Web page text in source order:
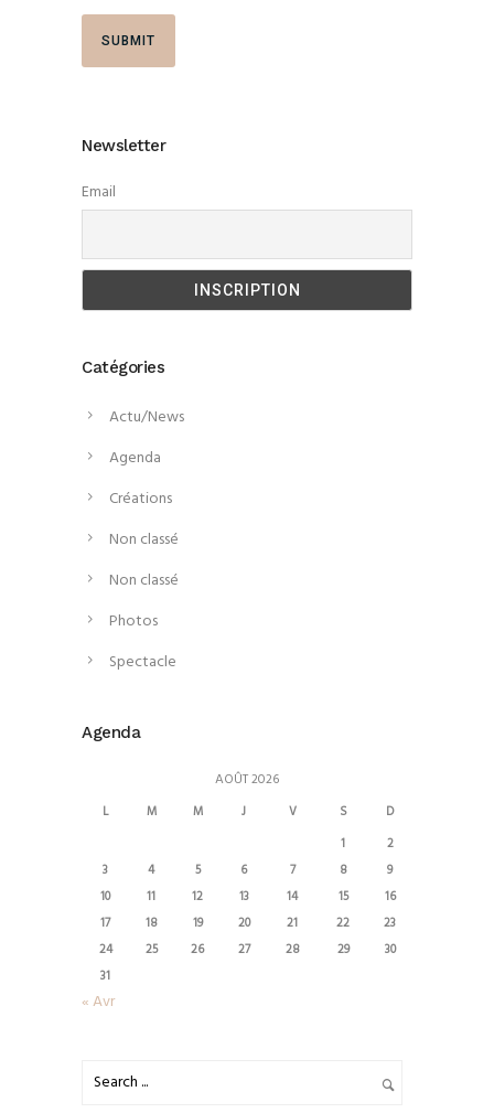
Newsletter
Email
Catégories
Actu/News
Agenda
Créations
Non classé
Non classé
Photos
Spectacle
Agenda
AOÛT 2026
L M M J V S
D
1
2
3
4 5 6 7 8
9
10
11 12 13 14 15
16
17
18 19 20 21 22
23
24
25 26 27 28 29
30
31
« Avr